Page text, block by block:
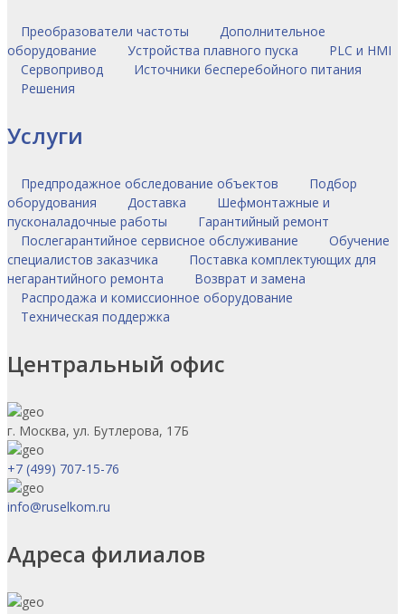
Преобразователи частоты
Дополнительное
оборудование
Устройства плавного пуска
PLC и HMI
Сервопривод
Источники бесперебойного питания
Решения
Услуги
Предпродажное обследование объектов
Подбор
оборудования
Доставка
Шефмонтажные и
пусконаладочные работы
Гарантийный ремонт
Послегарантийное сервисное обслуживание
Обучение
специалистов заказчика
Поставка комплектующих для
негарантийного ремонта
Возврат и замена
Распродажа и комиссионное оборудование
Техническая поддержка
Центральный офис
г. Москва, ул. Бутлерова, 17Б
+7 (499) 707-15-76
info@ruselkom.ru
Адреса филиалов